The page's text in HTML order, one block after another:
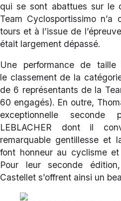
qui se sont abattues sur le
Team Cyclosportissimo n’a
tours et à l’issue de
était largement dépassé.
Une performance de
le classement de la
de 6 représentants de la
60 engagés). En outre,
exceptionnelle seconde
LEBLACHER dont il
remarquable gentillesse et
font honneur au cyclisme
Pour leur seconde
Castellet s’offrent ainsi un